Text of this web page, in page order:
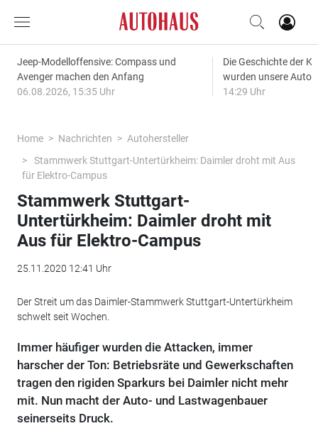
Jeep-Modelloffensive: Compass und
Avenger machen den Anfang
06.08.2026, 15:35 Uhr
Die Geschichte der
wurden unsere
14:29 Uhr
Home Nachrichten
Autohersteller
Stammwerk Stuttgart-Untertürkheim: Daimler droht mit Aus
für Elektro-Campus
Stammwerk Stuttgart-
Untertürkheim: Daimler droht mit
Aus für Elektro-Campus
25.11.2020 12:41 Uhr
Der Streit um das Daimler-Stammwerk Stuttgart-Untertürkheim
schwelt seit Wochen.
Immer häufiger wurden die Attacken, immer
harscher der Ton: Betriebsräte und Gewerkschaften
tragen den rigiden Sparkurs bei Daimler nicht mehr
mit. Nun macht der Auto- und Lastwagenbauer
seinerseits Druck.